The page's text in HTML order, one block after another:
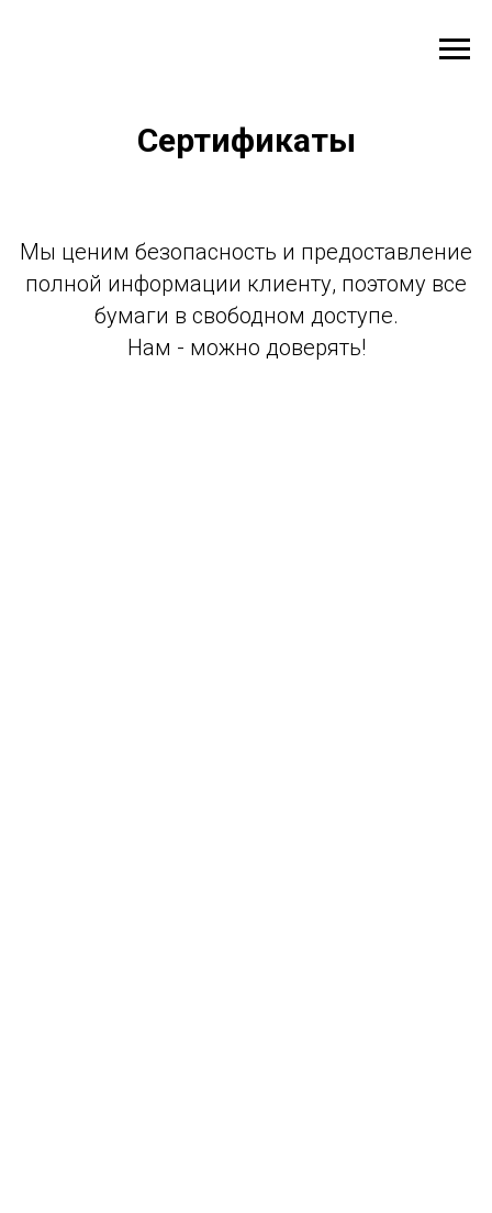
Сертификаты
Мы ценим безопасность и предоставление
полной информации клиенту, поэтому все
бумаги в свободном доступе.
Нам - можно доверять!